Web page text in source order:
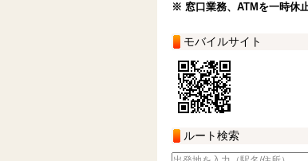
※ 窓口業務、ATMを一時休
モバイルサイト
ルート検索